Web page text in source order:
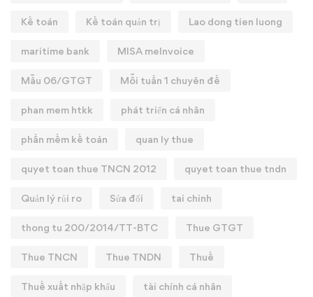
Kế toán Kế toán quản trị Lao dong tien luong
maritime bank MISA meInvoice
Mẫu 06/GTGT Mỗi tuần 1 chuyên đề
phan mem htkk phát triển cá nhân
phần mềm kế toán quan ly thue
quyet toan thue TNCN 2012 quyet toan thue tndn
Quản lý rủi ro Sửa đổi tai chinh
thong tu 200/2014/TT-BTC Thue GTGT
Thue TNCN Thue TNDN Thuế
Thuế xuất nhập khẩu tài chính cá nhân